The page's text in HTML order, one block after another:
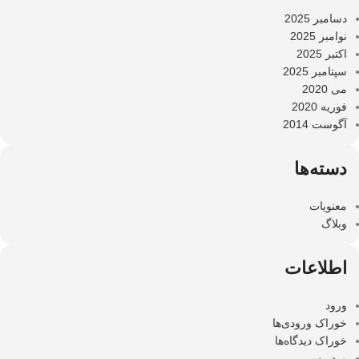
دسامبر 2025
نوامبر 2025
اکتبر 2025
سپتامبر 2025
می 2020
فوریه 2020
آگوست 2014
دسته‌ها
معنویات
وبلاگ
اطلاعات
ورود
خوراک ورودی‌ها
خوراک دیدگاه‌ها